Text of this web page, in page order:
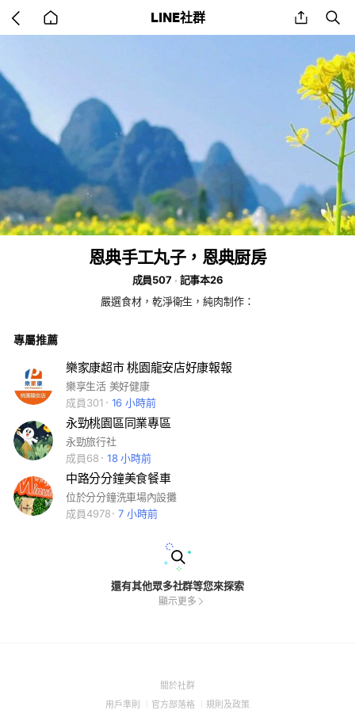
back
to
LINE社群 share
恩典手工丸子，恩典厨房
成員507
記事本26
嚴選食材，乾淨衛生，純肉制作：
專屬推薦
樂家康超市 桃園龍安店好康報報
樂享生活 美好健康
成員301
16 小時前
永勁桃園區同業專區
永勁旅行社
成員68
18 小時前
中路分分鐘美食餐車
位於分分鐘洗車場內設攤
成員4978
7 小時前
還有其他眾多社群等您來探索
顯示更多
關於社群(Open
用戶準則 (Open
官方部落格 (Open
規則及政策(Open